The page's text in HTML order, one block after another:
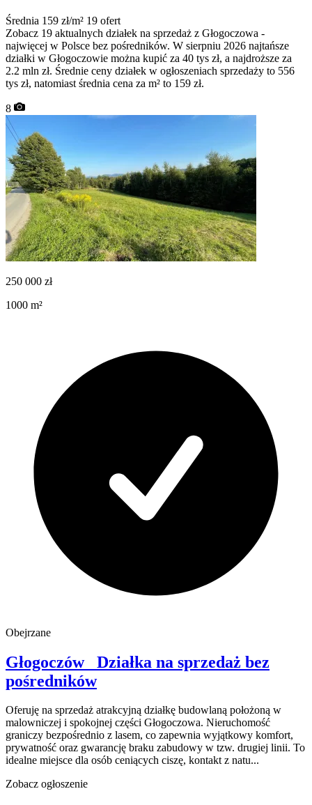
Średnia 159 zł/m² 19 ofert
Zobacz 19 aktualnych działek na sprzedaż z Głogoczowa -
najwięcej w Polsce bez pośredników. W sierpniu 2026 najtańsze
działki w Głogoczowie można kupić za 40 tys zł, a najdroższe za
2.2 mln zł. Średnie ceny działek w ogłoszeniach sprzedaży to 556
tys zł, natomiast średnia cena za m² to 159 zł.
8
250 000 zł
1000 m²
Obejrzane
Głogoczów Działka na sprzedaż bez
pośredników
Oferuję na sprzedaż atrakcyjną działkę budowlaną położoną w
malowniczej i spokojnej części Głogoczowa. Nieruchomość
graniczy bezpośrednio z lasem, co zapewnia wyjątkowy komfort,
prywatność oraz gwarancję braku zabudowy w tzw. drugiej linii. To
idealne miejsce dla osób ceniących ciszę, kontakt z natu...
Zobacz ogłoszenie